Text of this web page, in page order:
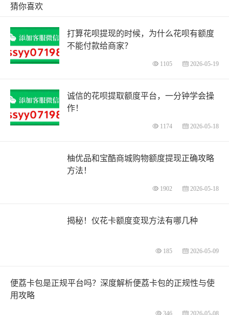
猜你喜欢
打算花呗提现的时候，为什么花呗有额度
不能付款给商家？
1105 2026-05-19
诚信的花呗提取额度平台，一分钟学会操
作！
1174 2026-05-18
柚优品和宝酷商城购物额度提现正确攻略
方法！
1902 2026-05-18
揭秘！仪花卡额度变现方法有哪几种
185 2026-05-09
便荔卡包是正规平台吗？深度解析便荔卡包的正规性与使
用攻略
346 2026-05-08